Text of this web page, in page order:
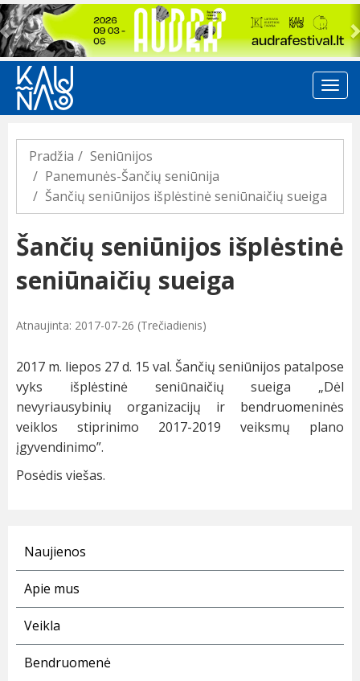
Previous
Pradžia
Seniūnijos
Panemunės-Šančių seniūnija
Šančių seniūnijos išplėstinė seniūnaičių sueiga
Šančių seniūnijos išplėstinė
seniūnaičių sueiga
Atnaujinta: 2017-07-26 (Trečiadienis)
2017 m. liepos 27 d. 15 val. Šančių seniūnijos patalpose
vyks išplėstinė seniūnaičių sueiga „Dėl
nevyriausybinių organizacijų ir bendruomeninės
veiklos stiprinimo 2017-2019 veiksmų plano
įgyvendinimo”.
Posėdis viešas.
Naujienos
Apie mus
Veikla
Bendruomenė